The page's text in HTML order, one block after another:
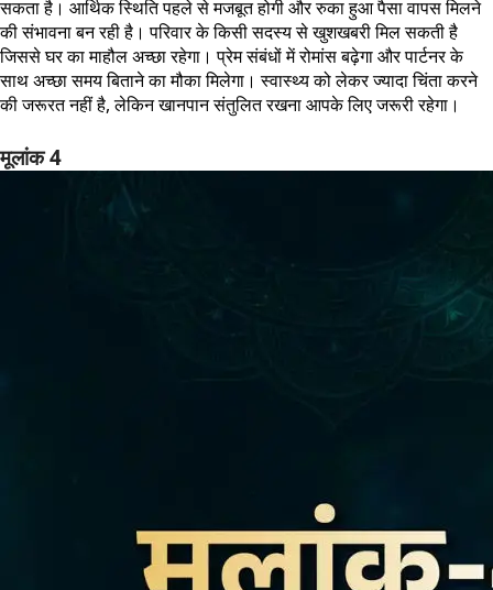
सकता है। आर्थिक स्थिति पहले से मजबूत होगी और रुका हुआ पैसा वापस मिलने
की संभावना बन रही है। परिवार के किसी सदस्य से खुशखबरी मिल सकती है
जिससे घर का माहौल अच्छा रहेगा। प्रेम संबंधों में रोमांस बढ़ेगा और पार्टनर के
साथ अच्छा समय बिताने का मौका मिलेगा। स्वास्थ्य को लेकर ज्यादा चिंता करने
की जरूरत नहीं है, लेकिन खानपान संतुलित रखना आपके लिए जरूरी रहेगा।
मूलांक 4